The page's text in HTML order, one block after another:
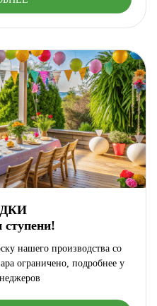
ступени!
нашего производства со
ограничено, подробнее у